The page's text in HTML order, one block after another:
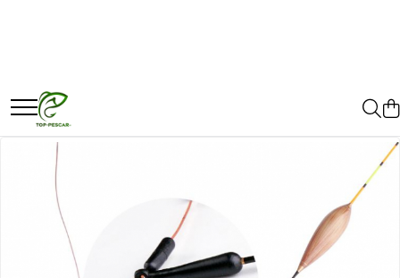
Pescuit la Crap
Echipament de bază
Lansete crap
Mulinete crap
Fire crap
Cârlige crap
Nadă și momeală